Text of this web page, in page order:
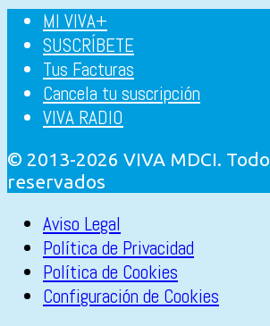
MI VIVA+
SUSCRÍBETE
Tus Facturas
Cancela tu suscripción
VIVA RADIO
© 2013-2026 VIVA MDCI.
reservados
Aviso Legal
Política de Privacidad
Política de Cookies
Configuración de Cookies